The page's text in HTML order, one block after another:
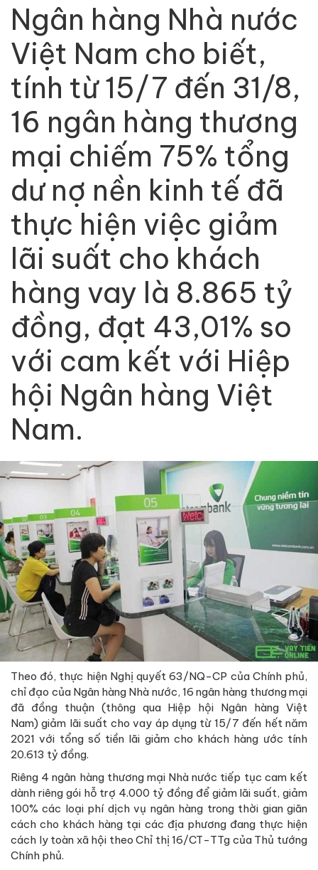
Ngân hàng Nhà nước
Việt Nam cho biết,
tính từ 15/7 đến 31/8,
16 ngân hàng thương
mại chiếm 75% tổng
dư nợ nền kinh tế đã
thực hiện việc giảm
lãi suất cho khách
hàng vay là 8.865 tỷ
đồng, đạt 43,01% so
với cam kết với Hiệp
hội Ngân hàng Việt
Nam.
Theo đó, thực hiện Nghị quyết 63/NQ-CP của Chính phủ,
chỉ đạo của Ngân hàng Nhà nước, 16 ngân hàng thương mại
đã đồng thuận (thông qua Hiệp hội Ngân hàng Việt
Nam) giảm lãi suất cho vay áp dụng từ 15/7 đến hết năm
2021 với tổng số tiền lãi giảm cho khách hàng ước tính
20.613 tỷ đồng.
Riêng 4 ngân hàng thương mại Nhà nước tiếp tục cam kết
dành riêng gói hỗ trợ 4.000 tỷ đồng để giảm lãi suất, giảm
100% các loại phí dịch vụ ngân hàng trong thời gian giãn
cách cho khách hàng tại các địa phương đang thực hiện
cách ly toàn xã hội theo Chỉ thị 16/CT-TTg của Thủ tướng
Chính phủ.